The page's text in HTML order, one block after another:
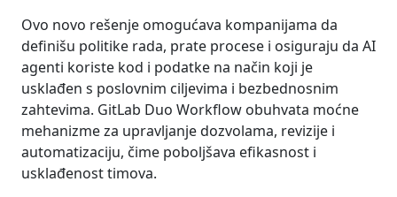
Ovo novo rešenje omogućava kompanijama da
definišu politike rada, prate procese i osiguraju da AI
agenti koriste kod i podatke na način koji je
usklađen s poslovnim ciljevima i bezbednosnim
zahtevima. GitLab Duo Workflow obuhvata moćne
mehanizme za upravljanje dozvolama, revizije i
automatizaciju, čime poboljšava efikasnost i
usklađenost timova.